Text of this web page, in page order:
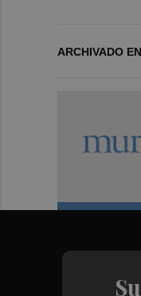
ARCHIVADO EN